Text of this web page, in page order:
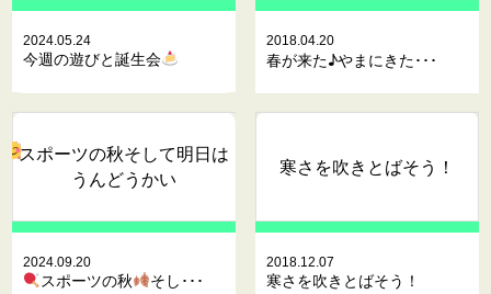
2024.05.24
今週の遊びと誕生会
2018.04.20
春が来た♪やまにきた･･･
スポーツの秋そして明日は
うんどうかい
2024.09.20
スポーツの秋 そし･･･
寒さを吹きとばそう！
2018.12.07
寒さを吹きとばそう！